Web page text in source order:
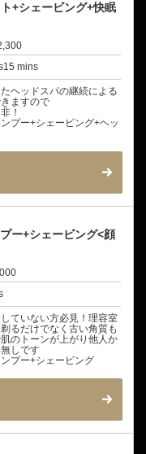
+シェービング+快眠
mins
ヘッドスパの継続による
ますので
！
ンプー+シェービング+ヘッ
ー+シェービング<顔
ていない方必見！理容室
るだけでなく古い角質も
のトーンが上がり他人か
しです
ンプー+シェービング